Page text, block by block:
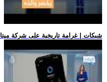
.. شبكات | غرامة تاريخية على شركة ميتا